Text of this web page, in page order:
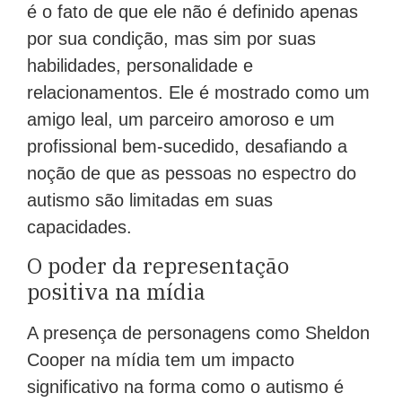
é o fato de que ele não é definido apenas
por sua condição, mas sim por suas
habilidades, personalidade e
relacionamentos. Ele é mostrado como um
amigo leal, um parceiro amoroso e um
profissional bem-sucedido, desafiando a
noção de que as pessoas no espectro do
autismo são limitadas em suas
capacidades.
O poder da representação
positiva na mídia
A presença de personagens como Sheldon
Cooper na mídia tem um impacto
significativo na forma como o autismo é